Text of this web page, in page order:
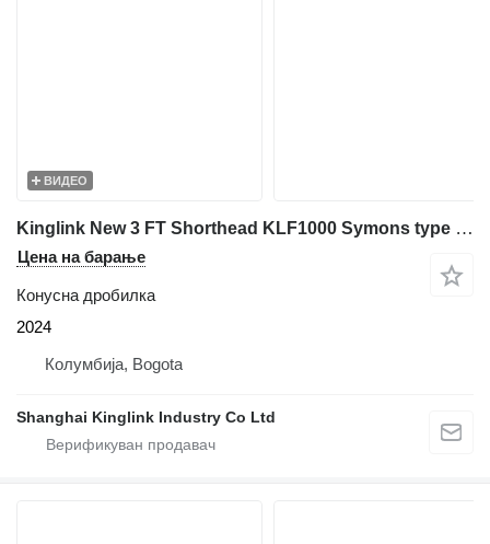
ВИДЕО
Kinglink New 3 FT Shorthead KLF1000 Symons type Cone Crusher
Цена на барање
Конусна дробилка
2024
Колумбија, Bogota
Shanghai Kinglink Industry Co Ltd